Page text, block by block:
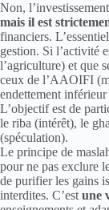
Non,
mais il est
financiers.
gestion. Si l’activité
l’agriculture) et que
ceux de l’AAOIFI
endettement
L’objectif est de
le riba (intérêt), le
(spéculation).
Le principe de
pour ne pas exclure
de purifier les gains
interdites. C’est une